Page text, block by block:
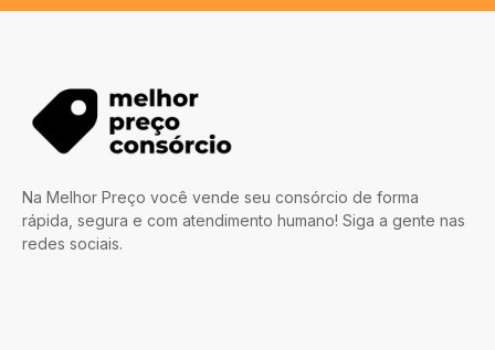
Na Melhor Preço você vende seu consórcio de forma
rápida, segura e com atendimento humano! Siga a gente nas
redes sociais.